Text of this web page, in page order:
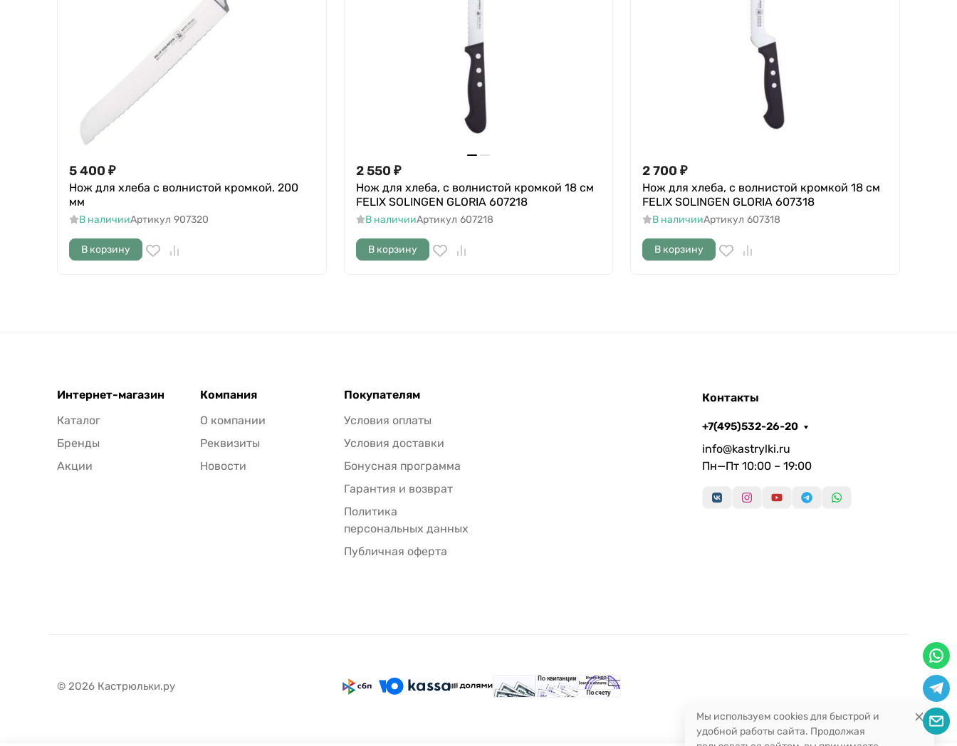
5 400 ₽
Нож для хлеба с волнистой кромкой. 200
мм
В наличииАртикул 907320
В корзину
2 550 ₽
Нож для хлеба, с волнистой кромкой 18 cм
FELIX SOLINGEN GLORIA 607218
В наличииАртикул 607218
В корзину
2 700 ₽
Нож для хлеба, с волнистой кромкой 18 cм
FELIX SOLINGEN GLORIA 607318
В наличииАртикул 607318
В корзину
Интернет-магазин
Каталог
Бренды
Акции
Компания
О компании
Реквизиты
Новости
Покупателям
Условия оплаты
Условия доставки
Бонусная программа
Гарантия и возврат
Политика
персональных данных
Публичная оферта
Контакты
+7(495)532-26-20
info@kastrylki.ru
Пн—Пт 10:00 – 19:00
© 2026 Кастрюльки.ру
Мы используем cookies для быстрой и
удобной работы сайта. Продолжая